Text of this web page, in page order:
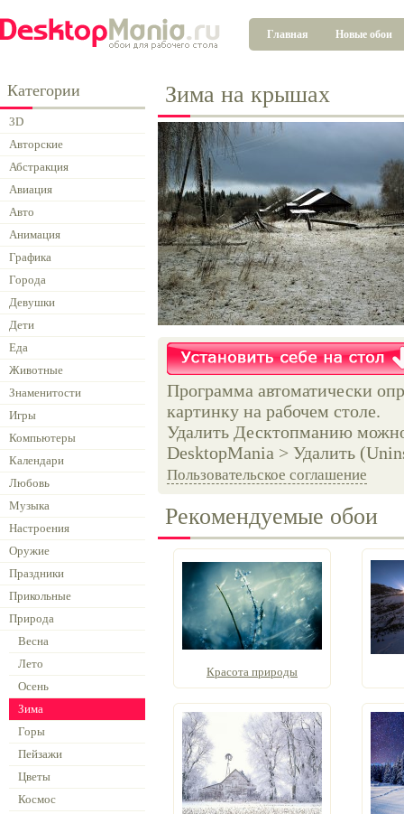
Главная Новые обои
Категории
3D
Авторские
Абстракция
Авиация
Авто
Анимация
Графика
Города
Девушки
Дети
Еда
Животные
Знаменитости
Игры
Компьютеры
Календари
Любовь
Музыка
Настроения
Оружие
Праздники
Прикольные
Природа
Весна
Лето
Осень
Зима
Горы
Пейзажи
Цветы
Космос
Зима на крышах
Программа автоматически
картинку на рабочем столе.
Удалить Десктопманию
DesktopMania > Удалить
Пользовательское соглашение
Рекомендуемые обои
Красота природы